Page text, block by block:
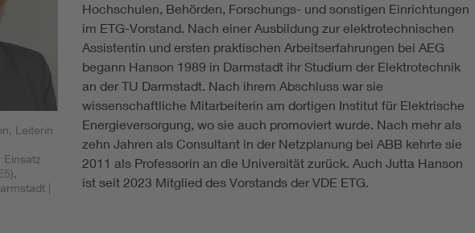
Leiterin
Einsatz
Hochschulen, Behörden, Forschungs- und sonstigen Einrichtungen
im ETG-Vorstand. Nach einer Ausbildung zur elektrotechnischen
Assistentin und ersten praktischen Arbeitserfahrungen bei AEG
begann Hanson 1989 in Darmstadt ihr Studium der Elektrotechnik
an der TU Darmstadt. Nach ihrem Abschluss war sie
wissenschaftliche Mitarbeiterin am dortigen Institut für Elektrische
Energieversorgung, wo sie auch promoviert wurde. Nach mehr als
zehn Jahren als Consultant in der Netzplanung bei ABB kehrte sie
2011 als Professorin an die Universität zurück. Auch Jutta Hanson
ist seit 2023 Mitglied des Vorstands der VDE ETG.